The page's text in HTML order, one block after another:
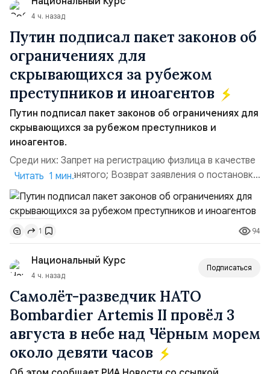
имущества ВСУ; Сортировочны...
4 ч. назад
Путин подписал пакет законов об
ограничениях для
скрывающихся за рубежом
преступников и иноагентов
Путин подписал пакет законов об ограничениях для
скрывающихся за рубежом преступников и
иноагентов.
Среди них: Запрет на регистрацию физлица в качестве
ИП или самозанятого; Возврат заявления о постановке
недвижимости на кадастровый учет; Ограничение
водительских прав; Запрет регистрации транспортных
средств и на заключение сделок по доверенности;
Отказ в заключении кредитного договора,
предоставлении государственных и муниципальных
услу...
Читать 1 мин.
1 94
Национальный Курс
4 ч. назад
Подписаться
Самолёт-разведчик НАТО
Bombardier Artemis II провёл 3
августа в небе над Чёрным морем
около девяти часов
Реквизиты редакции для перевода средств
Номер банковской карты Сбербанка: